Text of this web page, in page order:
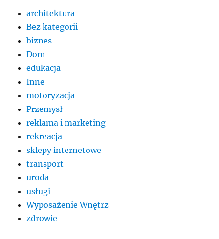
architektura
Bez kategorii
biznes
Dom
edukacja
Inne
motoryzacja
Przemysł
reklama i marketing
rekreacja
sklepy internetowe
transport
uroda
usługi
Wyposażenie Wnętrz
zdrowie